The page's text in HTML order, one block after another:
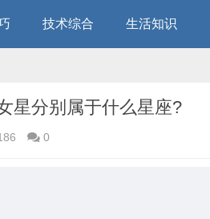
技术综合 生活知识
星分别属于什么星座?
0